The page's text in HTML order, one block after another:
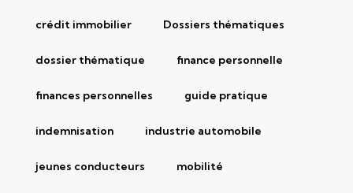
crédit immobilier Dossiers thématiques
dossier thématique finance personnelle
finances personnelles guide pratique
indemnisation industrie automobile
jeunes conducteurs mobilité